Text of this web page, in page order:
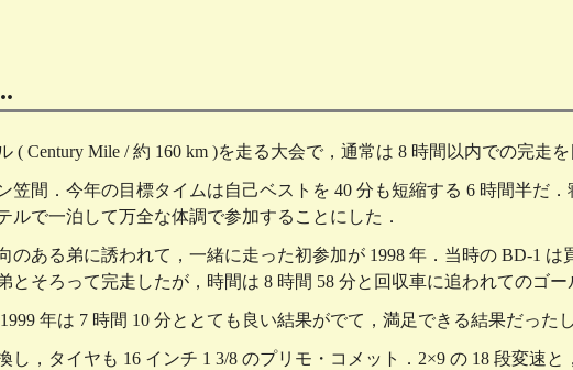
( Century Mile / 約 160 km )を走る大会で，通常は 8 時間以内での完走を
笠間．今年の目標タイムは自己ベストを 40 分も短縮する 6 時間半だ
で一泊して万全な体調で参加することにした．
のある弟に誘われて，一緒に走った初参加が 1998 年．当時の BD-1
とそろって完走したが，時間は 8 時間 58 分と回収車に追われてのゴー
年は 7 時間 10 分ととても良い結果がでて，満足できる結果だった
し，タイヤも 16 インチ 1 3/8 のプリモ・コメット．2×9 の 18 段変速